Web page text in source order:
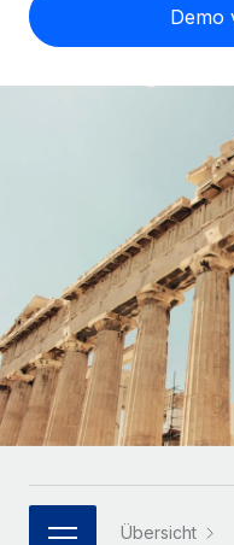
Rechtssichere,
Globales
Auslagern von
INFRASTRUKTUR
Remote
Nahtlose
Plattform
Integrierte HR-
MCP
Agile HR- und
Unternehmen
Mittelstand
Maßgeschneiderte
vergrößern
Enterprise
Globale HR für
PARTNER WERDEN
Informationen zu
Abwicklungsfristen
LERNEN MIT REMOTE
Forschung und
Fallstudien
HR-Glossar
Bibliothek für
Español
Italiano
Português (Portugal)
한국어
Demo
Übersicht